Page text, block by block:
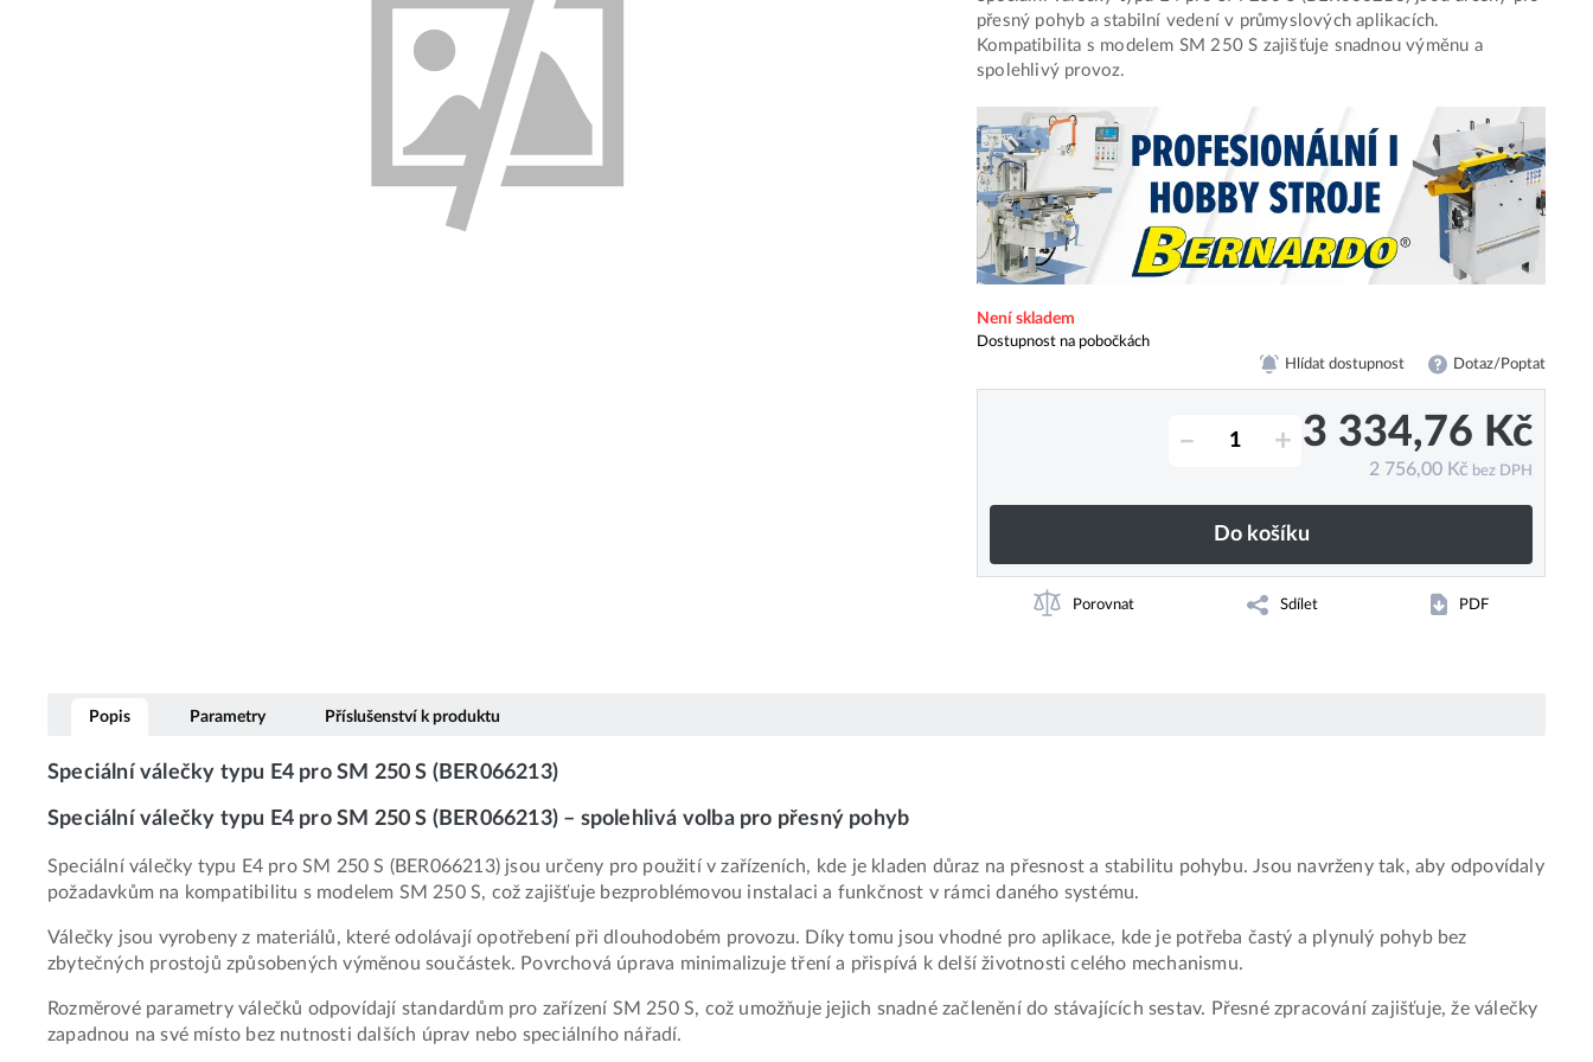
přesný pohyb a stabilní vedení v průmyslových aplikacích.
Kompatibilita s modelem SM 250 S zajišťuje snadnou výměnu a
spolehlivý provoz.
Není skladem
Dostupnost na pobočkách
Hlídat dostupnost Dotaz/Poptat
– + 3 334,76 Kč
2 756,00 Kč bez DPH
Do košíku
Porovnat Sdílet PDF
Popis Parametry Příslušenství k produktu
Speciální válečky typu E4 pro SM 250 S (BER066213)
Speciální válečky typu E4 pro SM 250 S (BER066213) – spolehlivá volba pro přesný pohyb
Speciální válečky typu E4 pro SM 250 S (BER066213) jsou určeny pro použití v zařízeních, kde je kladen důraz na přesnost a stabilitu pohybu. Jsou navrženy tak, aby odpovídaly
požadavkům na kompatibilitu s modelem SM 250 S, což zajišťuje bezproblémovou instalaci a funkčnost v rámci daného systému.
Válečky jsou vyrobeny z materiálů, které odolávají opotřebení při dlouhodobém provozu. Díky tomu jsou vhodné pro aplikace, kde je potřeba častý a plynulý pohyb bez
zbytečných prostojů způsobených výměnou součástek. Povrchová úprava minimalizuje tření a přispívá k delší životnosti celého mechanismu.
Rozměrové parametry válečků odpovídají standardům pro zařízení SM 250 S, což umožňuje jejich snadné začlenění do stávajících sestav. Přesné zpracování zajišťuje, že válečky
zapadnou na své místo bez nutnosti dalších úprav nebo speciálního nářadí.